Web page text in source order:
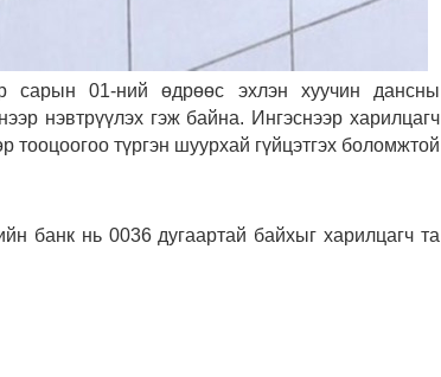
сарын 01-ний өдрөөс эхлэн хуучин дансны
нэвтрүүлэх гэж байна. Ингэснээр харилцагч
түргэн шуурхай гүйцэтгэх боломжтой
банк нь 0036 дугаартай байхыг харилцагч та